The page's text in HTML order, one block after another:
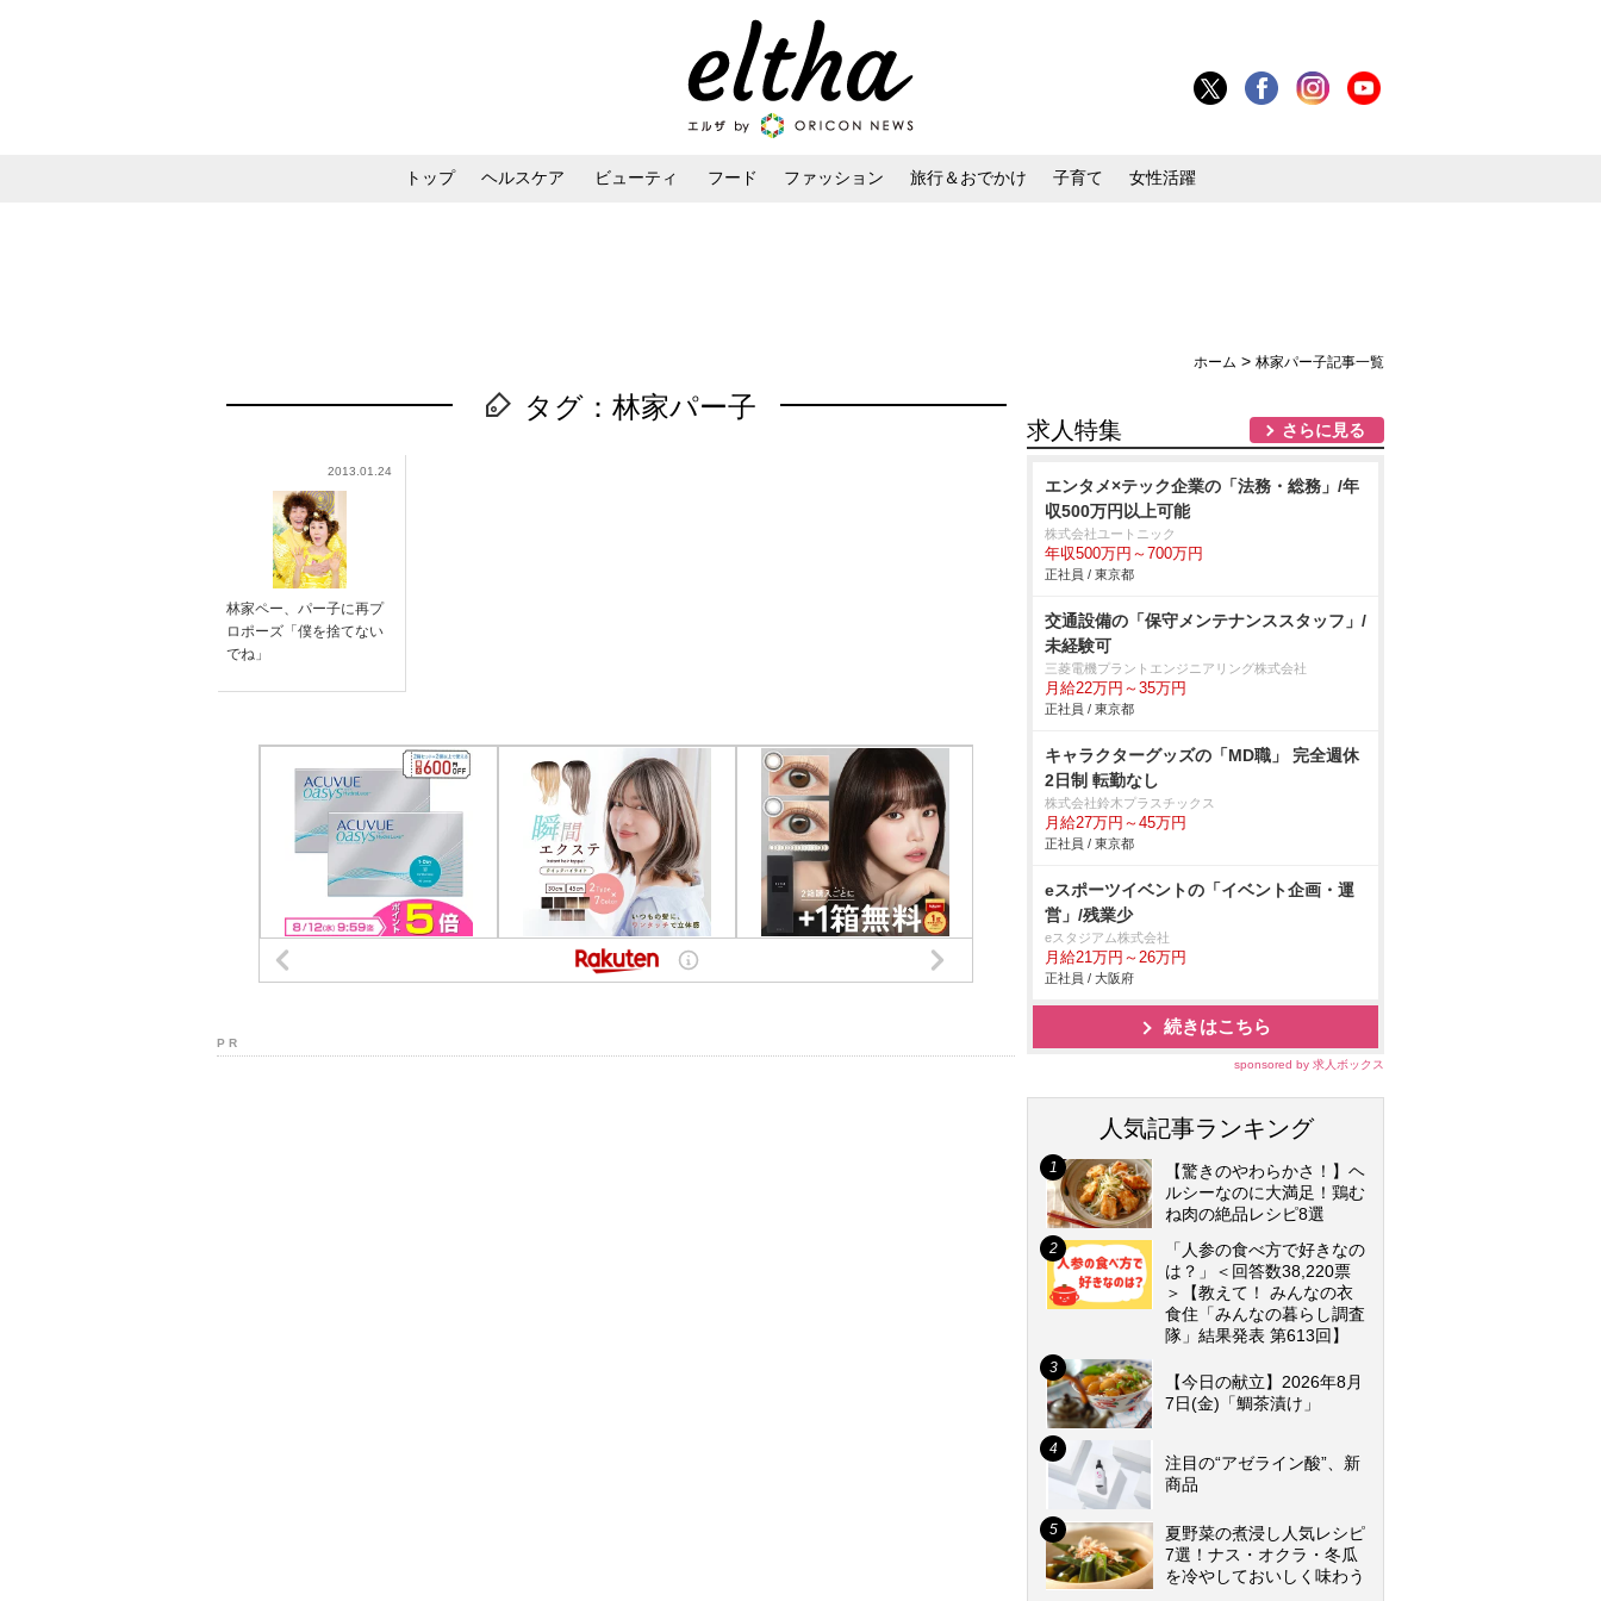
トップ ヘルスケア ビューティ フード ファッション 旅行＆おでかけ 子育て 女性活躍
ホーム > 林家パー子記事一覧
タグ：林家パー子
2013.01.24
林家ペー、パー子に再プ
ロポーズ「僕を捨てない
でね」
P R
求人特集 さらに見る
エンタメ×テック企業の「法務・総務」/年
収500万円以上可能
株式会社ユートニック
年収500万円～700万円
正社員 / 東京都
交通設備の「保守メンテナンススタッフ」/
未経験可
三菱電機プラントエンジニアリング株式会社
月給22万円～35万円
正社員 / 東京都
キャラクターグッズの「MD職」 完全週休
2日制 転勤なし
株式会社鈴木プラスチックス
月給27万円～45万円
正社員 / 東京都
eスポーツイベントの「イベント企画・運
営」/残業少
eスタジアム株式会社
月給21万円～26万円
正社員 / 大阪府
続きはこちら
sponsored by 求人ボックス
人気記事ランキング
【驚きのやわらかさ！】ヘ
ルシーなのに大満足！鶏む
ね肉の絶品レシピ8選
「人参の食べ方で好きなの
は？」＜回答数38,220票
＞【教えて！ みんなの衣
食住「みんなの暮らし調査
隊」結果発表 第613回】
【今日の献立】2026年8月
7日(金)「鯛茶漬け」
注目の“アゼライン酸”、新
商品
夏野菜の煮浸し人気レシピ
7選！ナス・オクラ・冬瓜
を冷やしておいしく味わう